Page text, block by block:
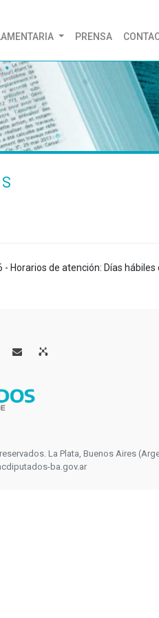
PRENSA
Horarios de atención: Días hábiles
 
La Plata, Buenos Aires
ba.gov.ar